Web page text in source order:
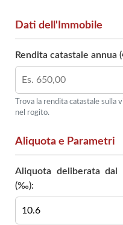
Dati dell'Immobile
Rendita catastale annua
Trova la rendita catastale sulla
nel rogito.
Aliquota e Parametri
Aliquota deliberata dal
(‰):